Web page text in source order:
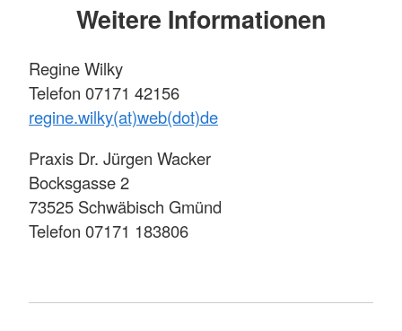
Weitere Informationen
Regine Wilky
Telefon 07171 42156
regine.wilky(at)web(dot)de
Praxis Dr. Jürgen Wacker
Bocksgasse 2
73525 Schwäbisch Gmünd
Telefon 07171 183806